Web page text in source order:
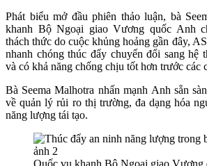
Phát biểu mở đầu phiên thảo luận, bà
khanh Bộ Ngoại giao Vương quốc Anh
thách thức do cuộc khủng hoảng gần đây,
nhanh chóng thúc đẩy chuyển đổi sang hệ
và có khả năng chống chịu tốt hơn trước các
Bà Seema Malhotra nhấn mạnh Anh sẵn
về quản lý rủi ro thị trường, đa dạng hóa
năng lượng tái tạo.